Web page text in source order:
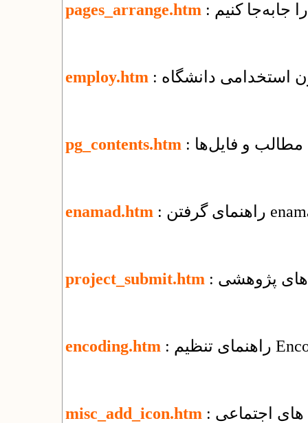
pages_arrange.htm جابه‌جا کنیم
employ.htm استخدامی دانشگاه
pg_contents.htm مطالب و فایل‌ها
enamad.htm
project_submit.htm پژوهشی
encoding.htm
misc_add_icon.htm اجتماعی